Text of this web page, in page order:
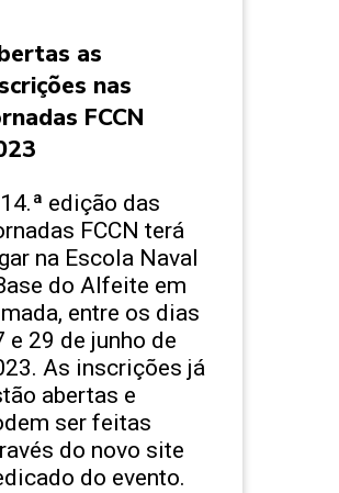
as
nas
FCCN
edição das
FCCN terá
na Escola Naval
do Alfeite em
entre os dias
e 29 de junho de
As inscrições já
abertas e
ser feitas
do novo site
do evento.